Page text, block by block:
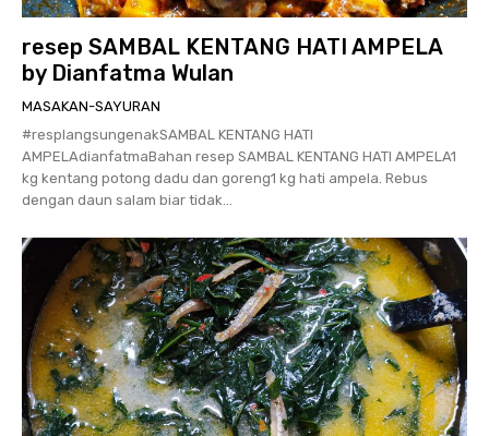
resep SAMBAL KENTANG HATI AMPELA
by Dianfatma Wulan
MASAKAN-SAYURAN
#resplangsungenakSAMBAL KENTANG HATI
AMPELAdianfatmaBahan resep SAMBAL KENTANG HATI AMPELA1
kg kentang potong dadu dan goreng1 kg hati ampela. Rebus
dengan daun salam biar tidak...